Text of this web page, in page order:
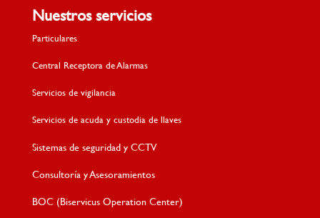
Nuestros servicios
Particulares
Central Receptora de Alarmas
Servicios de vigilancia
Servicios de acuda y custodia de llaves
Sistemas de seguridad y CCTV
Consultoría y Asesoramientos
BOC (Biservicus Operation Center)